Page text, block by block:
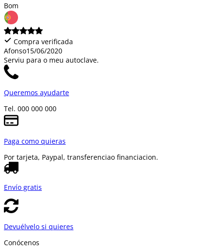
Bom
Compra verificada
Afonso15/06/2020
Serviu para o meu autoclave.
Queremos ayudarte
Tel. 000 000 000
Paga como quieras
Por tarjeta, Paypal, transferenciao financiacion.
Envío gratis
Devuélvelo si quieres
Conócenos